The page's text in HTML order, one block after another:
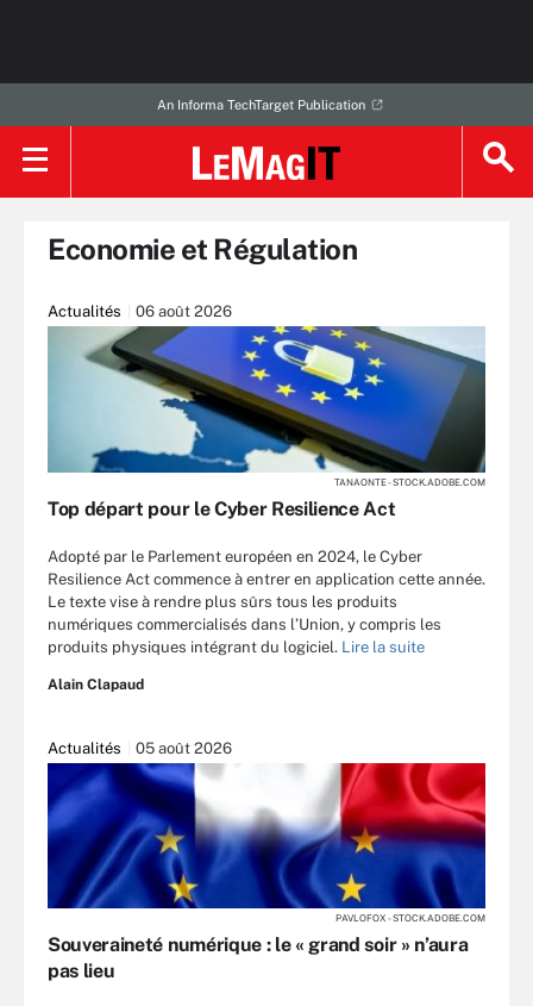
An Informa TechTarget Publication
Economie et Régulation
Actualités 06 août 2026
TANAONTE - STOCK.ADOBE.COM
Top départ pour le Cyber Resilience Act
Adopté par le Parlement européen en 2024, le Cyber
Resilience Act commence à entrer en application cette année.
Le texte vise à rendre plus sûrs tous les produits
numériques commercialisés dans l’Union, y compris les
produits physiques intégrant du logiciel. Lire la suite
Alain Clapaud
Actualités 05 août 2026
PAVLOFOX - STOCK.ADOBE.COM
Souveraineté numérique : le « grand soir » n’aura
pas lieu